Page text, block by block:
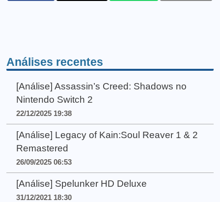
Análises recentes
[Análise] Assassin’s Creed: Shadows no
Nintendo Switch 2
22/12/2025 19:38
[Análise] Legacy of Kain:Soul Reaver 1 & 2
Remastered
26/09/2025 06:53
[Análise] Spelunker HD Deluxe
31/12/2021 18:30